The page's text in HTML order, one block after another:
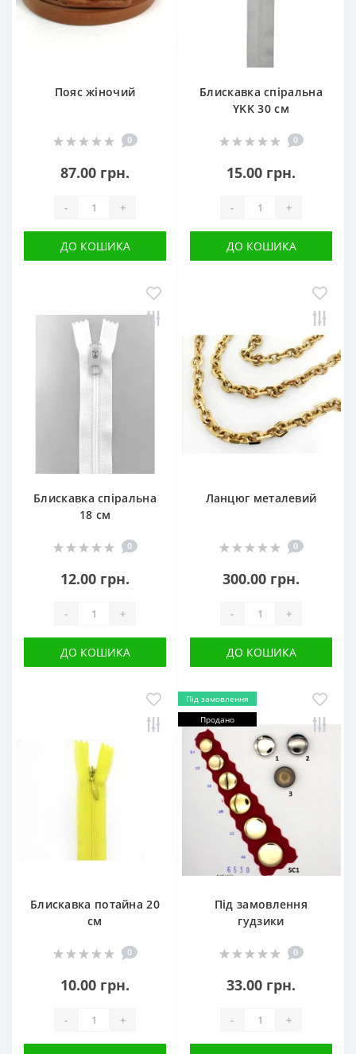
Пояс жіночий
0
87.00 грн.
- +
ДО КОШИКА
Блискавка спіральна
YKK 30 см
0
15.00 грн.
- +
ДО КОШИКА
Блискавка спіральна
18 см
0
12.00 грн.
- +
ДО КОШИКА
Ланцюг металевий
0
300.00 грн.
- +
ДО КОШИКА
Блискавка потайна 20
см
0
10.00 грн.
- +
Під замовлення
Продано
Під замовлення
гудзики
0
33.00 грн.
- +